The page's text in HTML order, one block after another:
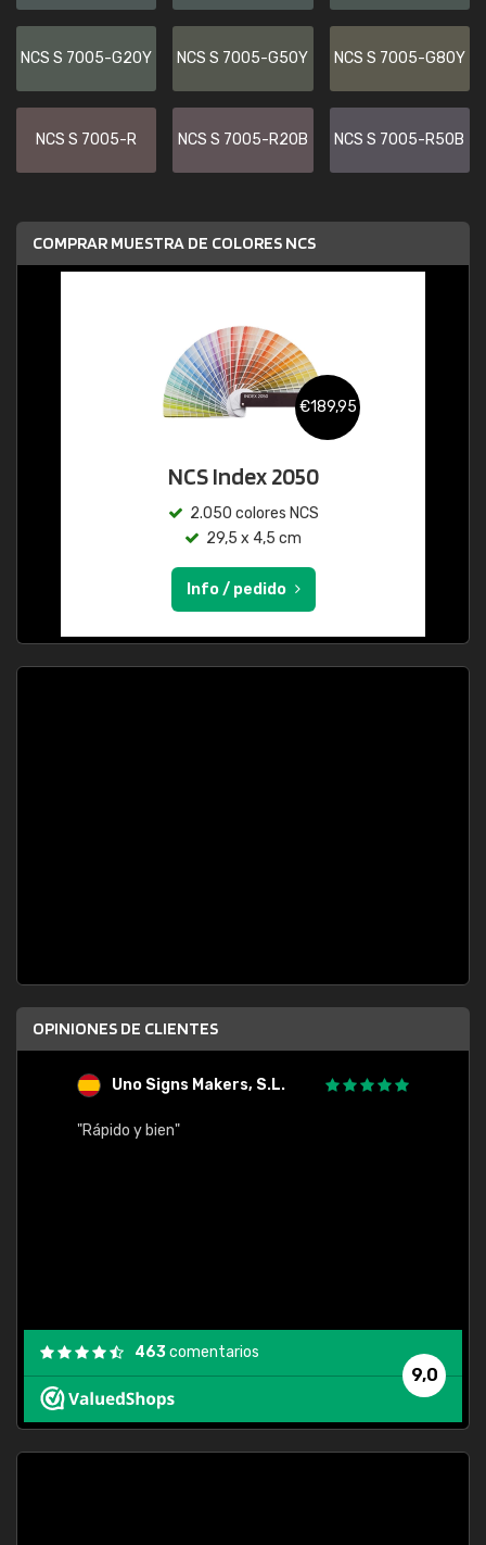
NCS S 7005-G20Y NCS S 7005-G50Y NCS S 7005-G80Y
NCS S 7005-R NCS S 7005-R20B NCS S 7005-R50B
COMPRAR MUESTRA DE COLORES NCS
€189,95
NCS Index 2050
2.050 colores NCS
29,5 x 4,5 cm
Info / pedido
OPINIONES DE CLIENTES
Uno Signs Makers, S.L.
"Rápido y bien"
9,0
463comentarios